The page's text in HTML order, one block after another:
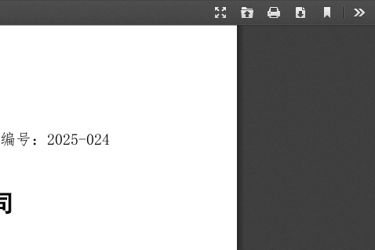
号： 2025-024
Presentation
Open Print Download
Current